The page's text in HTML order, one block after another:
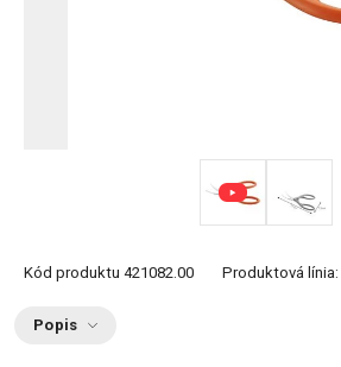
Kód produktu 421082.00 Produktová línia:
Popis